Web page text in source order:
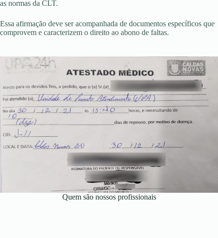
as normas da CLT.
Essa afirmação deve ser acompanhada de documentos específicos que
comprovem e caracterizem o direito ao abono de faltas.
Quem são nossos profissionais